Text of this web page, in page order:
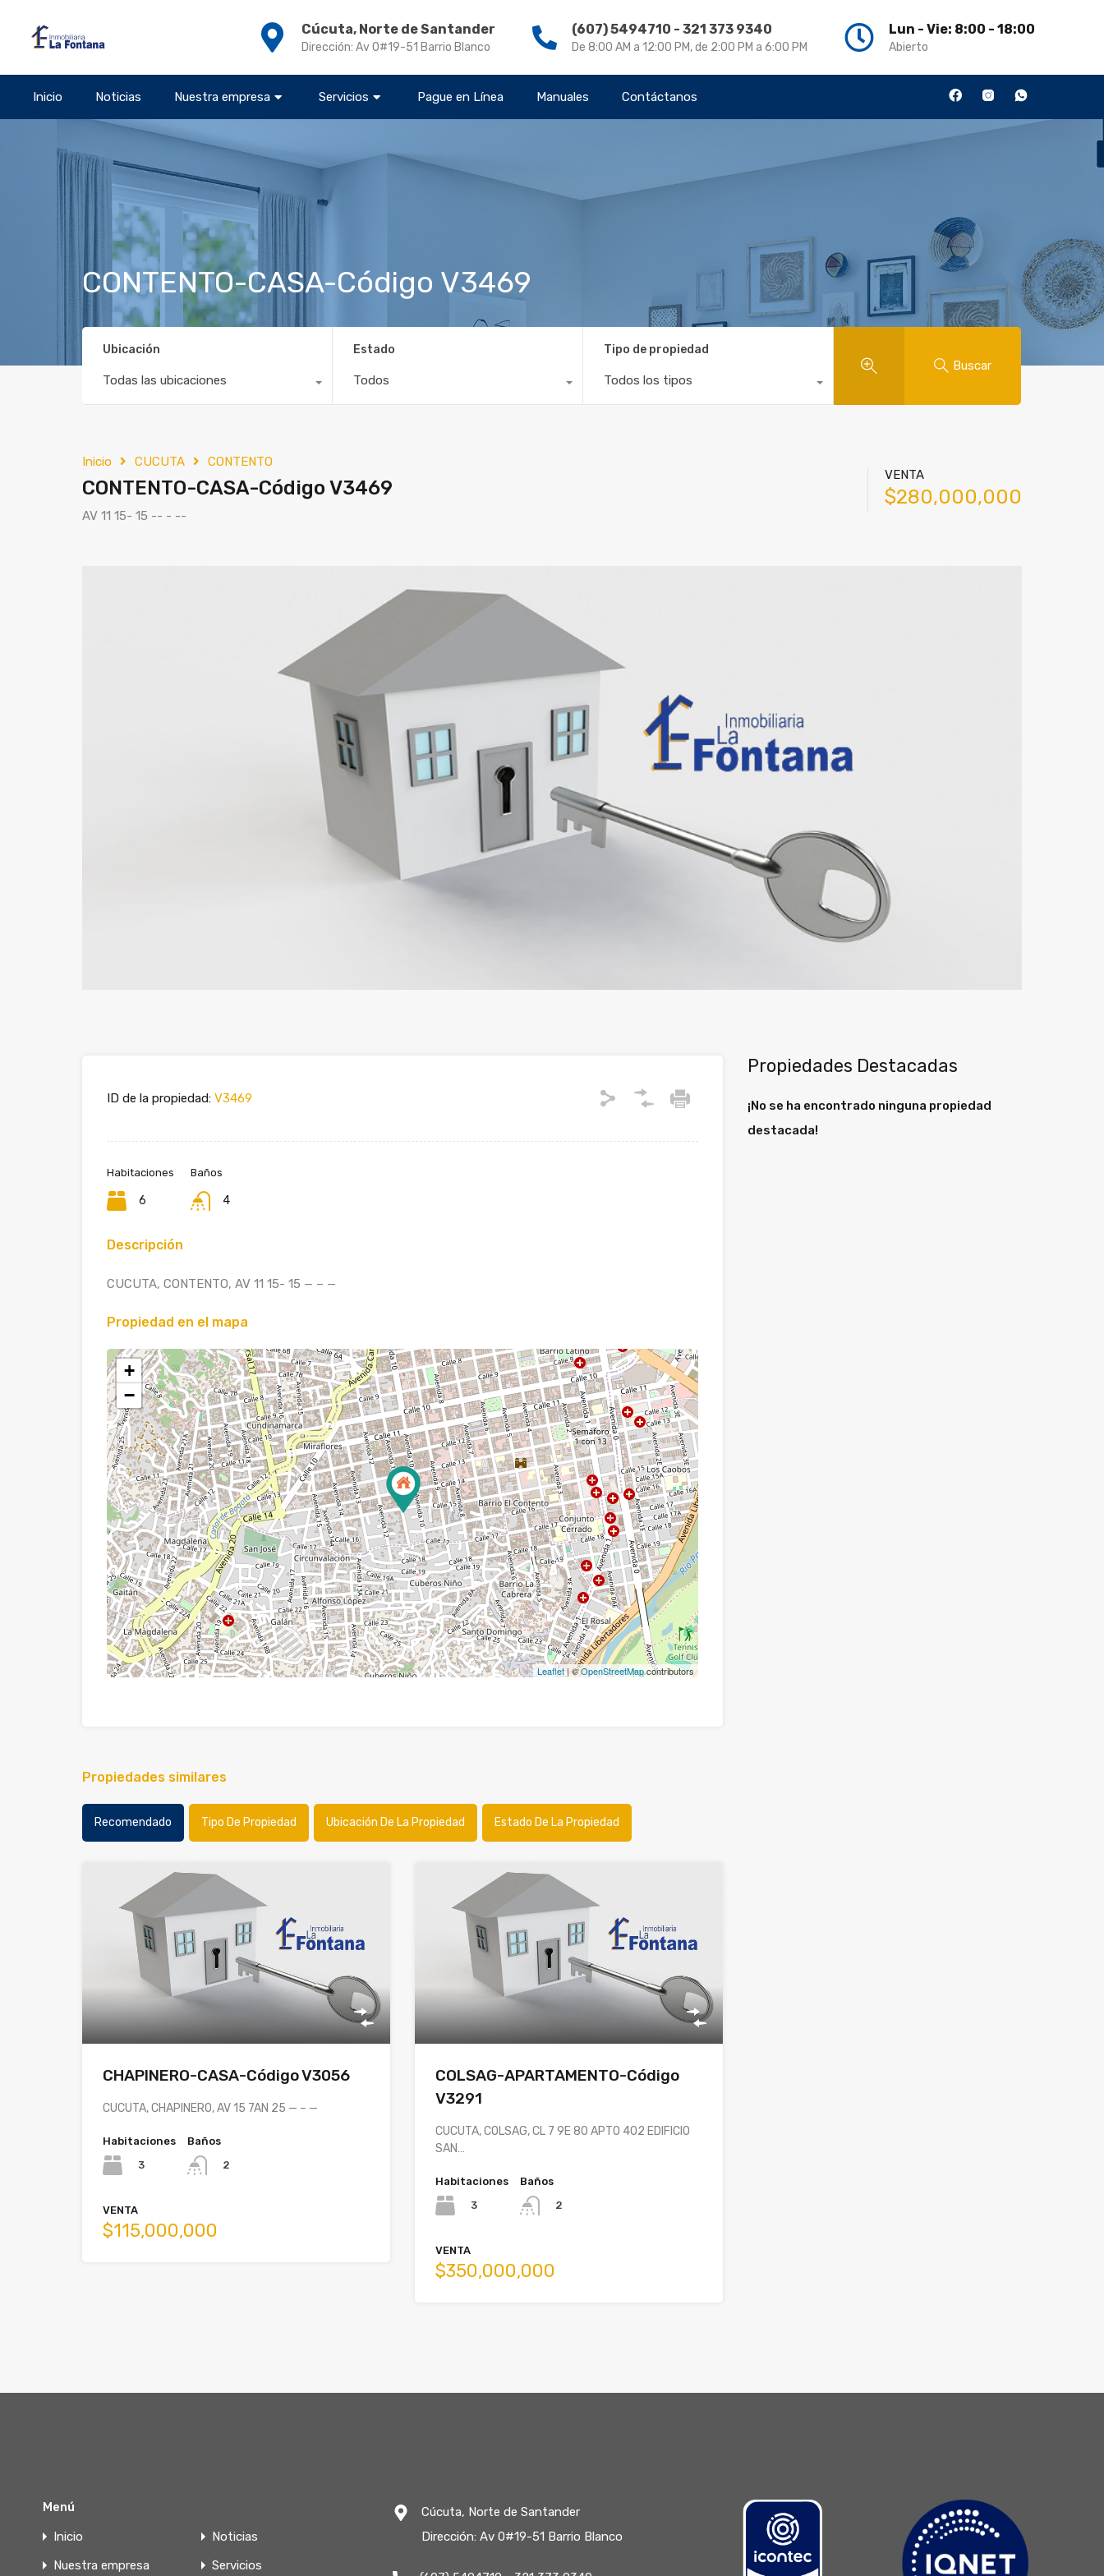
Cúcuta, Norte de Santander
Dirección: Av 0#19-51 Barrio Blanco
(607) 5494710 - 321 373 9340
De 8:00 AM a 12:00 PM, de 2:00 PM a 6:00 PM
Lun - Vie: 8:00 - 18:00
Abierto
Inicio Noticias Nuestra empresa Servicios Pague en Línea Manuales Contáctanos
CONTENTO-CASA-Código V3469
Ubicación
Todas las ubicaciones
Estado
Todos
Tipo de propiedad
Todos los tipos
Buscar
Inicio CUCUTA CONTENTO
CONTENTO-CASA-Código V3469
AV 11 15- 15 -- - --
VENTA
$280,000,000
ID de la propiedad: V3469
Habitaciones
6
Baños
4
Descripción
CUCUTA, CONTENTO, AV 11 15- 15 — – —
Propiedad en el mapa
+
−
Leaflet| ©OpenStreetMapcontributors
Propiedades similares
Recomendado Tipo De Propiedad Ubicación De La Propiedad Estado De La Propiedad
CHAPINERO-CASA-Código V3056
CUCUTA, CHAPINERO, AV 15 7AN 25 — – —
Habitaciones
3
Baños
2
VENTA
$115,000,000
COLSAG-APARTAMENTO-Código
V3291
CUCUTA, COLSAG, CL 7 9E 80 APTO 402 EDIFICIO
SAN…
Habitaciones
3
Baños
2
VENTA
$350,000,000
Propiedades Destacadas
¡No se ha encontrado ninguna propiedad
destacada!
Menú
Inicio
Noticias
Nuestra empresa
Servicios
Cúcuta, Norte de Santander
Dirección: Av 0#19-51 Barrio Blanco